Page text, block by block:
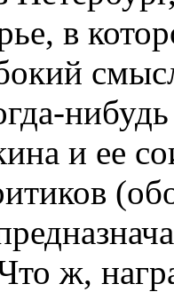
в
и ее
ж,